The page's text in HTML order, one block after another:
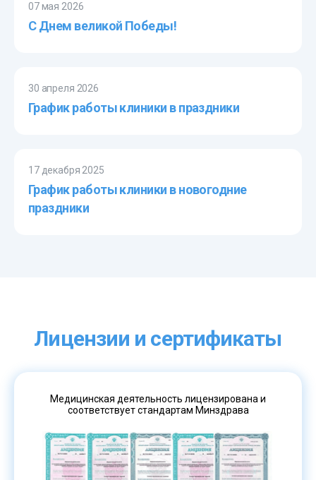
07 мая 2026
С Днем великой Победы!
30 апреля 2026
График работы клиники в праздники
17 декабря 2025
График работы клиники в новогодние
праздники
Лицензии и сертификаты
Медицинская деятельность лицензирована и
соответствует стандартам Минздрава